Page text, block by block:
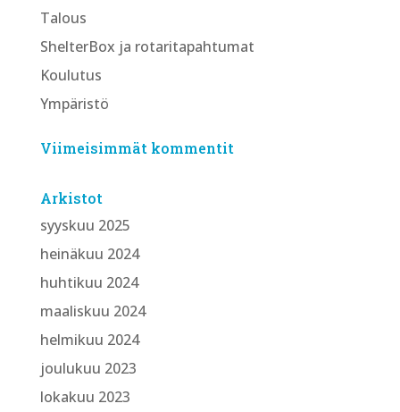
Talous
ShelterBox ja rotaritapahtumat
Koulutus
Ympäristö
Viimeisimmät kommentit
Arkistot
syyskuu 2025
heinäkuu 2024
huhtikuu 2024
maaliskuu 2024
helmikuu 2024
joulukuu 2023
lokakuu 2023